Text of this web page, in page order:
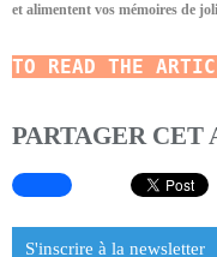
et alimentent vos mémoires de
TO READ THE
PARTAGER CET
S'inscrire à la newsletter